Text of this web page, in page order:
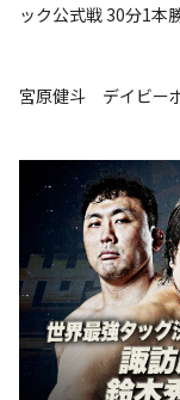
ック公式戦 30分1本
宮原健斗 デイビ